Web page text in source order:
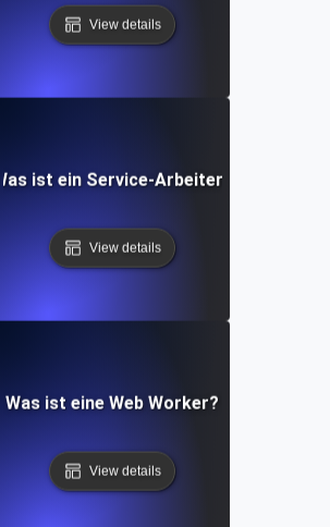
View details
Was ist ein Service-Arbeiter?
View details
Was ist eine Web Worker?
View details